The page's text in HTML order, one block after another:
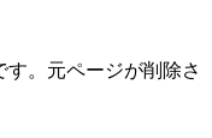
。元ページが削除さ